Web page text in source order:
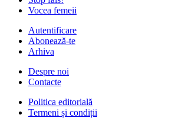
Vocea femeii
Autentificare
Abonează-te
Arhiva
Despre noi
Contacte
Politica editorială
Termeni și condiții